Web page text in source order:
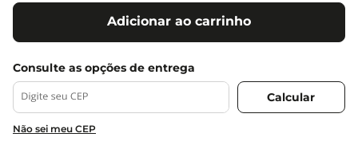
Adicionar ao carrinho
Não sei meu CEP